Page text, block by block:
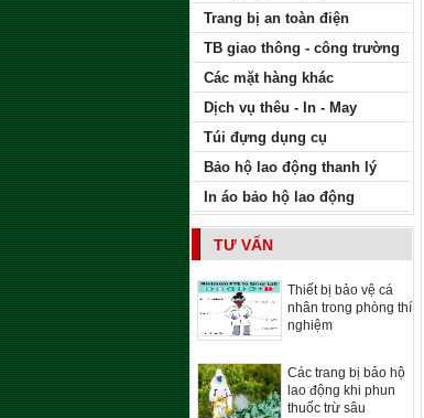
Trang bị an toàn điện
TB giao thông - công trường
Các mặt hàng khác
Dịch vụ thêu - In - May
Túi đựng dụng cụ
Bảo hộ lao động thanh lý
In áo bảo hộ lao động
TƯ VẤN
Thiết bị bảo vệ cá
nhân trong phòng thí
nghiệm
Các trang bị bảo hộ
lao động khi phun
thuốc trừ sâu